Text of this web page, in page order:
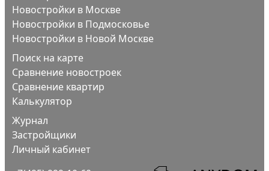
Новостройки в Москве
Новостройки в Подмосковье
Новостройки в Новой Москве
Поиск на карте
Сравнение новостроек
Сравнение квартир
Калькулятор
Журнал
Застройщики
Личный кабинет